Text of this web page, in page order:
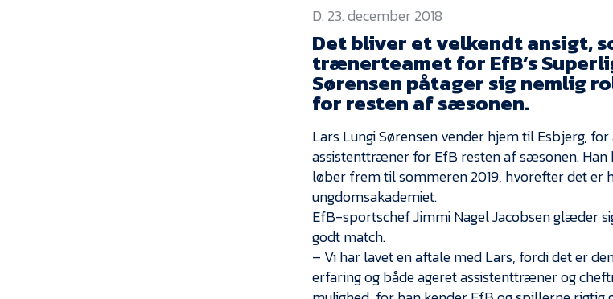
D. 23. december 2018
Det bliver et velkendt ansigt,
trænerteamet for EfB’s
Sørensen påtager sig nemlig
for resten af sæsonen.
Lars Lungi Sørensen vender hjem til Esbjerg,
assistenttræner for EfB resten af sæsonen. Han
løber frem til sommeren 2019, hvorefter det er
ungdomsakademiet.
EfB-sportschef Jimmi Nagel Jacobsen glæder
godt match.
– Vi har lavet en aftale med Lars, fordi det er
erfaring og både ageret assistenttræner og